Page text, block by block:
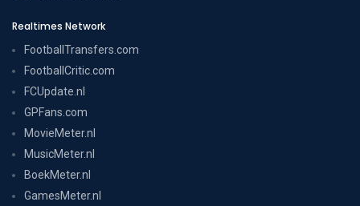
Realtimes Network
FootballTransfers.com
FootballCritic.com
FCUpdate.nl
GPFans.com
MovieMeter.nl
MusicMeter.nl
BoekMeter.nl
GamesMeter.nl